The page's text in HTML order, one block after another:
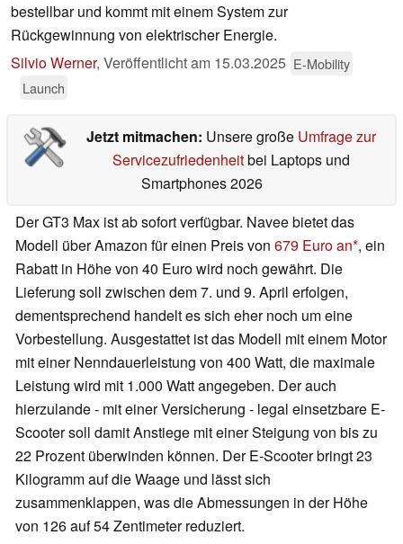
bestellbar und kommt mit einem System zur
Rückgewinnung von elektrischer Energie.
Silvio Werner, Veröffentlicht am 15.03.2025 E-Mobility
Launch
Jetzt mitmachen: Unsere große Umfrage zur
Servicezufriedenheitbei Laptops und
Smartphones 2026
Der GT3 Max ist ab sofort verfügbar. Navee bietet das
Modell über Amazon für einen Preis von 679 Euro an , ein
Rabatt in Höhe von 40 Euro wird noch gewährt. Die
Lieferung soll zwischen dem 7. und 9. April erfolgen,
dementsprechend handelt es sich eher noch um eine
Vorbestellung. Ausgestattet ist das Modell mit einem Motor
mit einer Nenndauerleistung von 400 Watt, die maximale
Leistung wird mit 1.000 Watt angegeben. Der auch
hierzulande - mit einer Versicherung - legal einsetzbare E-
Scooter soll damit Anstiege mit einer Steigung von bis zu
22 Prozent überwinden können. Der E-Scooter bringt 23
Kilogramm auf die Waage und lässt sich
zusammenklappen, was die Abmessungen in der Höhe
von 126 auf 54 Zentimeter reduziert.